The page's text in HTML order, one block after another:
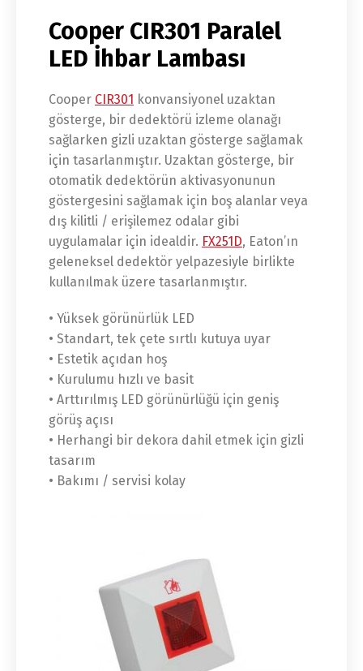
Cooper CIR301 Paralel
LED İhbar Lambası
Cooper CIR301 konvansiyonel uzaktan
gösterge, bir dedektörü izleme olanağı
sağlarken gizli uzaktan gösterge sağlamak
için tasarlanmıştır. Uzaktan gösterge, bir
otomatik dedektörün aktivasyonunun
göstergesini sağlamak için boş alanlar veya
dış kilitli / erişilemez odalar gibi
uygulamalar için idealdir. FX251D, Eaton’ın
geleneksel dedektör yelpazesiyle birlikte
kullanılmak üzere tasarlanmıştır.
• Yüksek görünürlük LED
• Standart, tek çete sırtlı kutuya uyar
• Estetik açıdan hoş
• Kurulumu hızlı ve basit
• Arttırılmış LED görünürlüğü için geniş
görüş açısı
• Herhangi bir dekora dahil etmek için gizli
tasarım
• Bakımı / servisi kolay